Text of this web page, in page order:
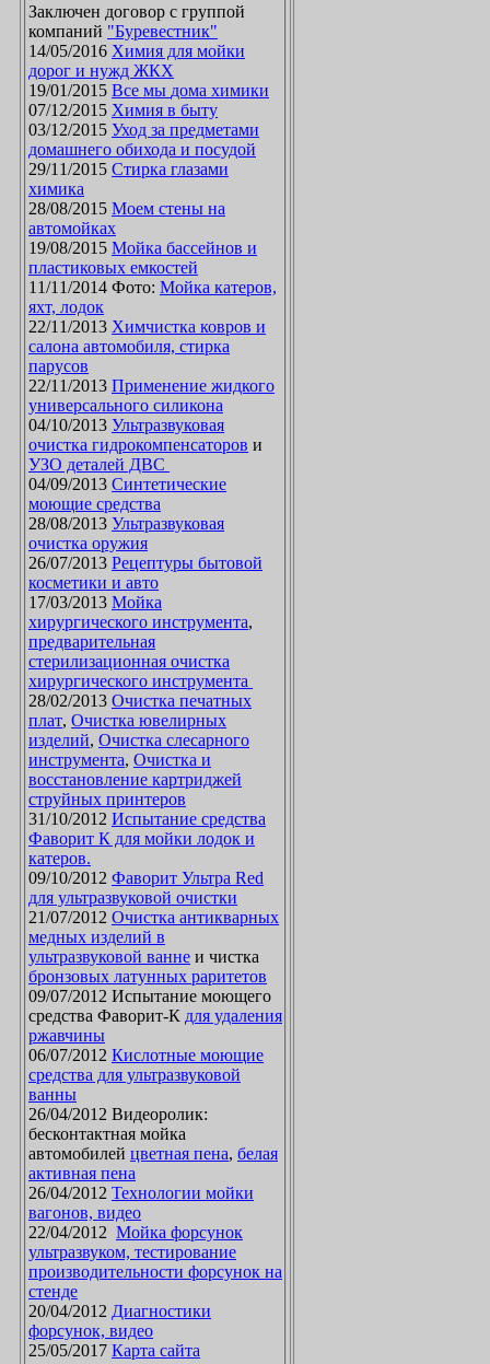
Заключен договор с группой
компаний "Буревестник"
14/05/2016 Химия для мойки
дорог и нужд ЖКХ
19/01/2015
Все мы дома химики
07/12/2015 Химия в быту
03/12/2015 Уход за предметами
домашнего обихода и посудой
29/11/2015 Стирка глазами
химика
28/08/2015 Моем стены на
автомойках
19/08/2015 Мойка бассейнов и
пластиковых емкостей
11/11/2014 Фото: Мойка катеров,
яхт, лодок
22/11/2013 Химчистка ковров и
салона автомобиля, стирка
парусов
22/11/2013 Применение жидкого
универсального силикона
04/10/2013 Ультразвуковая
очистка гидрокомпенсаторов и
УЗО деталей ДВС
04/09/2013 Синтетические
моющие средства
28/08/2013 Ультразвуковая
очистка оружия
26/07/2013 Рецептуры бытовой
косметики и авто
17/03/2013 Мойка
хирургического инструмента,
предварительная
стерилизационная очистка
хирургического инструмента
28/02/2013 Очистка печатных
плат, Очистка ювелирных
изделий, Очистка слесарного
инструмента, Очистка и
восстановление картриджей
струйных принтеров
31/10/2012 Испытание средства
Фаворит К для мойки лодок и
катеров.
09/10/2012 Фаворит Ультра Red
для ультразвуковой очистки
21/07/2012 Очистка антикварных
медных изделий в
ультразвуковой ванне и чистка
бронзовых латунных раритетов
09/07/2012 Испытание моющего
средства Фаворит-К для удаления
ржавчины
06/07/2012 Кислотные моющие
средства для ультразвуковой
ванны
26/04/2012 Видеоролик:
бесконтактная мойка
автомобилей цветная пена, белая
активная пена
26/04/2012 Технологии мойки
вагонов, видео
22/04/2012 Мойка форсунок
ультразвуком, тестирование
производительности форсунок на
стенде
20/04/2012 Диагностики
форсунок, видео
25/05/2017 Карта сайта